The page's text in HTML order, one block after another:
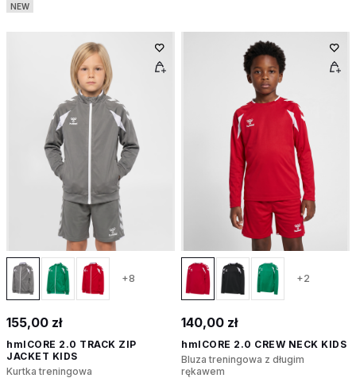
NEW
+8
155,00 zł
hmlCORE 2.0 TRACK ZIP
JACKET KIDS
Kurtka treningowa
+2
140,00 zł
hmlCORE 2.0 CREW NECK KIDS
Bluza treningowa z długim
rękawem